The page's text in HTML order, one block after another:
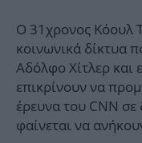
Ο 31χρονος Κόουλ
κοινωνικά δίκτυα
Αδόλφο Χίτλερ και
επικρίνουν να
έρευνα του CNN
φαίνεται να